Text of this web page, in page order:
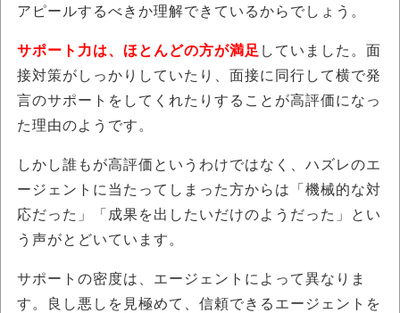
アピールするべきか理解できているからでしょう。
サポート力は、ほとんどの方が満足 していました。面
接対策がしっかりしていたり、面接に同行して横で発
言のサポートをしてくれたりすることが高評価になっ
た理由のようです。
しかし誰もが高評価というわけではなく、ハズレのエ
ージェントに当たってしまった方からは「機械的な対
応だった」「成果を出したいだけのようだった」とい
う声がとどいています。
サポートの密度は、エージェントによって異なりま
す。良し悪しを見極めて、信頼できるエージェントを